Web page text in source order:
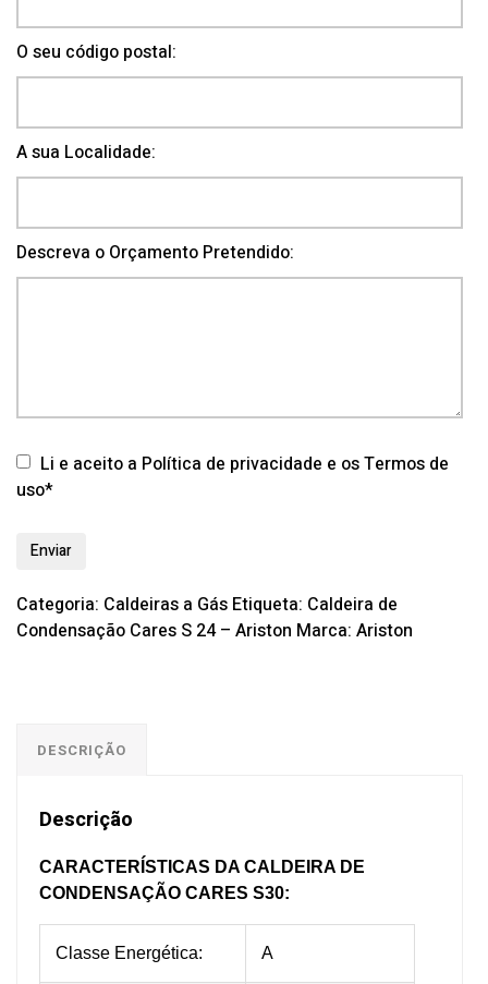
O seu código postal:
A sua Localidade:
Descreva o Orçamento Pretendido:
Li e aceito a Política de privacidade e os Termos de
uso*
Categoria: Caldeiras a Gás Etiqueta: Caldeira de
Condensação Cares S 24 – Ariston Marca: Ariston
DESCRIÇÃO
Descrição
CARACTERÍSTICAS DA CALDEIRA DE
CONDENSAÇÃO CARES S30:
Classe Energética: A